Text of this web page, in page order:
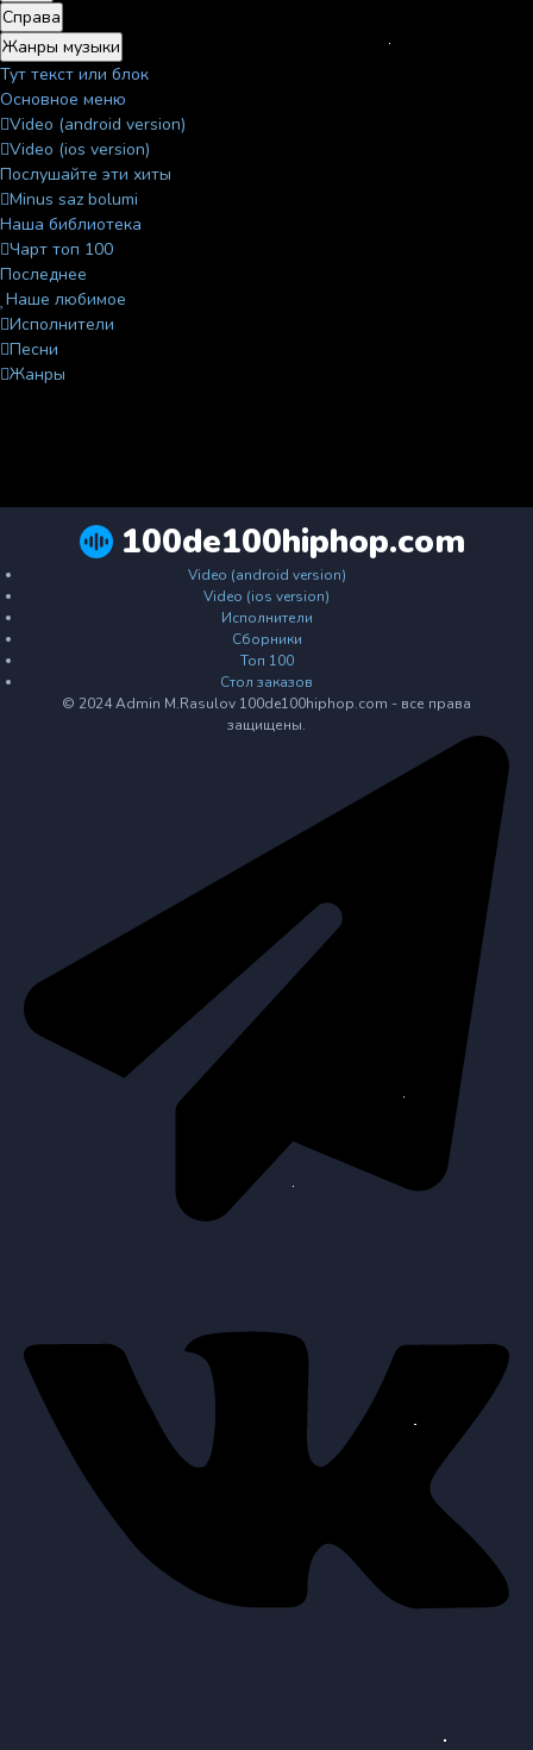
Справа
Жанры музыки
Тут текст или блок
Основное меню
Video (android version)
Video (ios version)
Послушайте эти хиты
Minus saz bolumi
Наша библиотека
Чарт топ 100
Последнее
Наше любимое
Исполнители
Песни
Жанры
100de100hiphop.com
Video (android version)
Video (ios version)
Исполнители
Сборники
Топ 100
Стол заказов
© 2024 Admin M.Rasulov 100de100hiphop.com - все права
защищены.